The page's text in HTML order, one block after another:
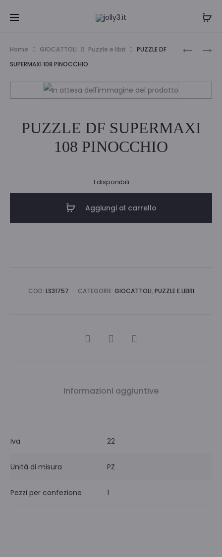
i
PUZZLE
108
NEMO
PUZZLE
60
SOFIA
Home GIOCATTOLI Puzzle e libri
PUZZLE DF
SUPERMAXI 108 PINOCCHIO
PUZZLE DF SUPERMAXI
108 PINOCCHIO
1 disponibili
Aggiungi al carrello
COD: LS31757 CATEGORIE: GIOCATTOLI, PUZZLE E LIBRI
CONDIVIDI
Informazioni aggiuntive
Iva 22
Unità di misura PZ
Pezzi per confezione 1